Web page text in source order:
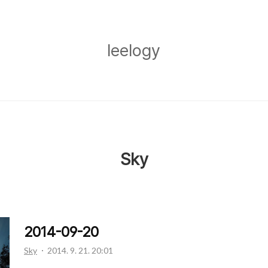
leelogy
Sky
2014-09-20
Sky 2014. 9. 21. 20:01